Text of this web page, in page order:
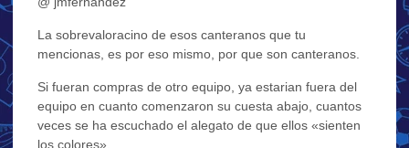
La sobrevaloracino de esos canteranos que tu
mencionas, es por eso mismo, por que son canteranos.
Si fueran compras de otro equipo, ya estarian fuera del
equipo en cuanto comenzaron su cuesta abajo, cuantos
veces se ha escuchado el alegato de que ellos «sienten
los colores».